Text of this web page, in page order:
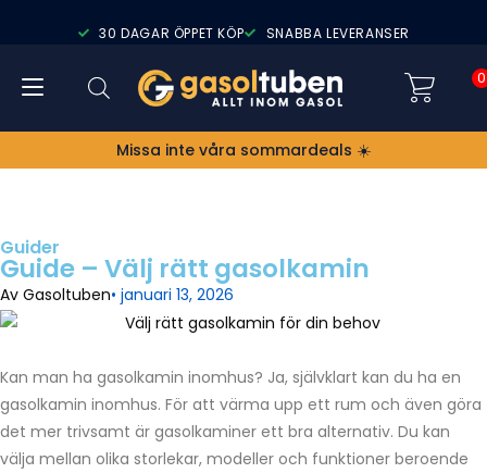
30 DAGAR ÖPPET KÖP SNABBA LEVERANSER
0
Missa inte våra sommardeals ☀️
Guider
Guide – Välj rätt gasolkamin
Av Gasoltuben• januari 13, 2026
Kan man ha gasolkamin inomhus? Ja, självklart kan du ha en
gasolkamin inomhus. För att värma upp ett rum och även göra
det mer trivsamt är gasolkaminer ett bra alternativ. Du kan
välja mellan olika storlekar, modeller och funktioner beroende